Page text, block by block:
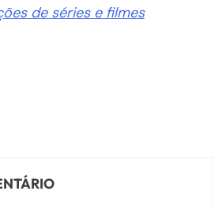
de séries e filmes